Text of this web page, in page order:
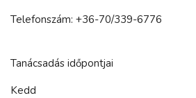
Telefonszám: +36-70/339-6776
Tanácsadás időpontjai
Kedd